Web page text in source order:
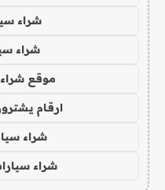
شراء
شراء
موقع
ارقام
شراء
شراء